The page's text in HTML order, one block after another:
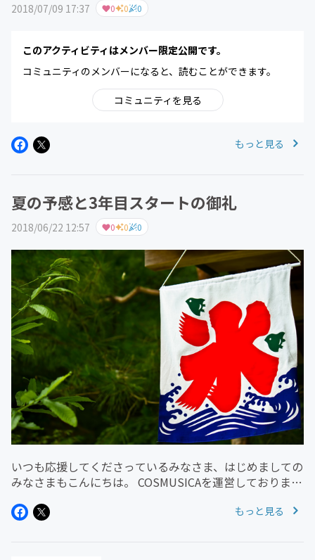
2018/07/09 17:37 0 0 0
このアクティビティはメンバー限定公開です。
コミュニティのメンバーになると、読むことができます。
コミュニティを見る
もっと見る
夏の予感と3年目スタートの御礼
2018/06/22 12:57 0 0 0
いつも応援してくださっているみなさま、はじめましての
みなさまもこんにちは。 COSMUSICAを運営しておりま
りましたが、今日はなんだか夏の匂いを感じまして少し浮
もっと見る